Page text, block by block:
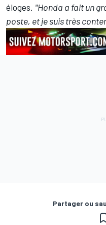
éloges. "Honda a fait un
poste, et je suis très
Partager ou